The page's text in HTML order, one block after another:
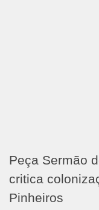
Peça Sermão
critica
Pinheiros